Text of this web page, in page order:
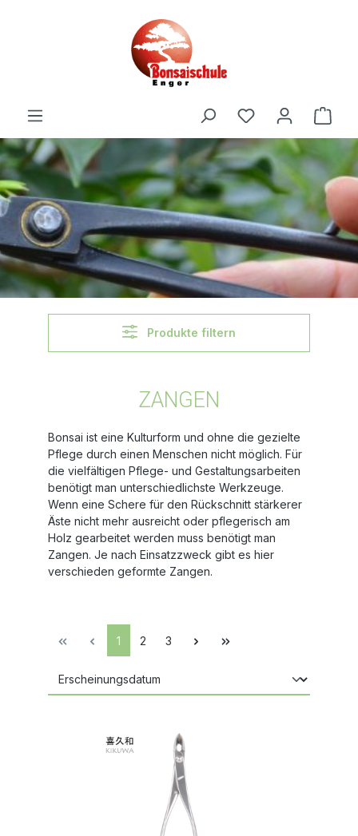
Produkte filtern
ZANGEN
Bonsai ist eine Kulturform und ohne die gezielte
Pflege durch einen Menschen nicht möglich. Für
die vielfältigen Pflege- und Gestaltungsarbeiten
benötigt man unterschiedlichste Werkzeuge.
Wenn eine Schere für den Rückschnitt stärkerer
Äste nicht mehr ausreicht oder pflegerisch am
Holz gearbeitet werden muss benötigt man
Zangen. Je nach Einsatzzweck gibt es hier
verschieden geformte Zangen.
1 2 3